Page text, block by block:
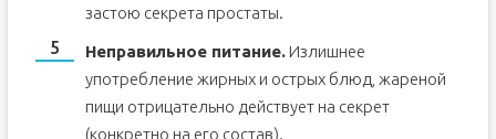
застою секрета простаты.
Неправильное питание.Излишнее
употребление жирных и острых блюд, жареной
пищи отрицательно действует на секрет
(конкретно на его состав).